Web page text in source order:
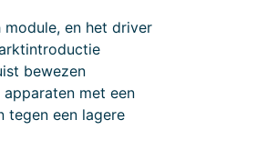
en het driver
bewezen
met een
tegen een lagere